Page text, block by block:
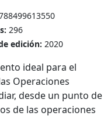
296
edición: 2020
ideal para el
Operaciones
desde un punto de
de las operaciones